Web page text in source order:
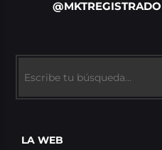
@MKTREGISTRADO
LA WEB